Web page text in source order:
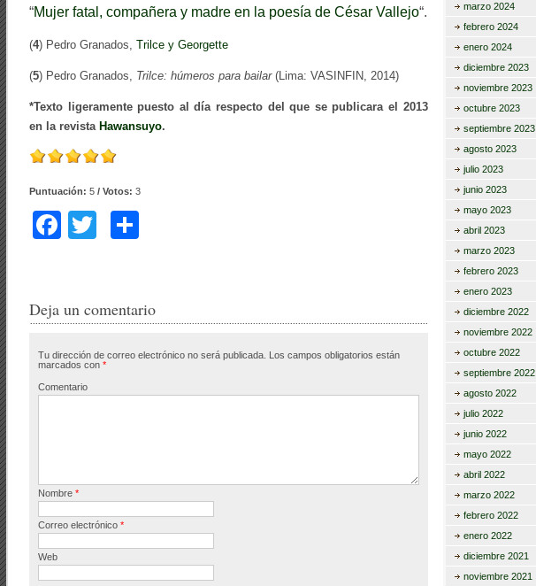
“Mujer fatal, compañera y madre en la poesía de César Vallejo“.
(4) Pedro Granados, Trilce y Georgette
(5) Pedro Granados, Trilce: húmeros para bailar(Lima: VASINFIN, 2014)
*Texto ligeramente puesto al día respecto del que se publicara el 2013
en la revista Hawansuyo.
Puntuación: 5 / Votos: 3
F
e
o
o
er p
tir
Deja un comentario
Tu dirección de correo electrónico no será publicada. Los campos obligatorios están
marcados con *
Comentario
Nombre *
Correo electrónico *
Web
marzo 2024
febrero 2024
enero 2024
diciembre 2023
noviembre 2023
octubre 2023
septiembre 2023
agosto 2023
julio 2023
junio 2023
mayo 2023
abril 2023
marzo 2023
febrero 2023
enero 2023
diciembre 2022
noviembre 2022
octubre 2022
septiembre 2022
agosto 2022
julio 2022
junio 2022
mayo 2022
abril 2022
marzo 2022
febrero 2022
enero 2022
diciembre 2021
noviembre 2021